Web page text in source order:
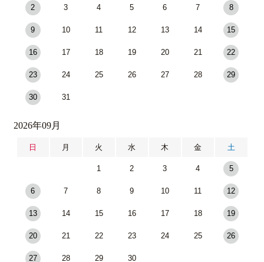
2 3 4 5 6 7 8
9 10 11 12 13 14 15
16 17 18 19 20 21 22
23 24 25 26 27 28 29
30 31
2026年09月
日 月 火 水 木 金 土
1 2 3 4 5
6 7 8 9 10 11 12
13 14 15 16 17 18 19
20 21 22 23 24 25 26
27 28 29 30